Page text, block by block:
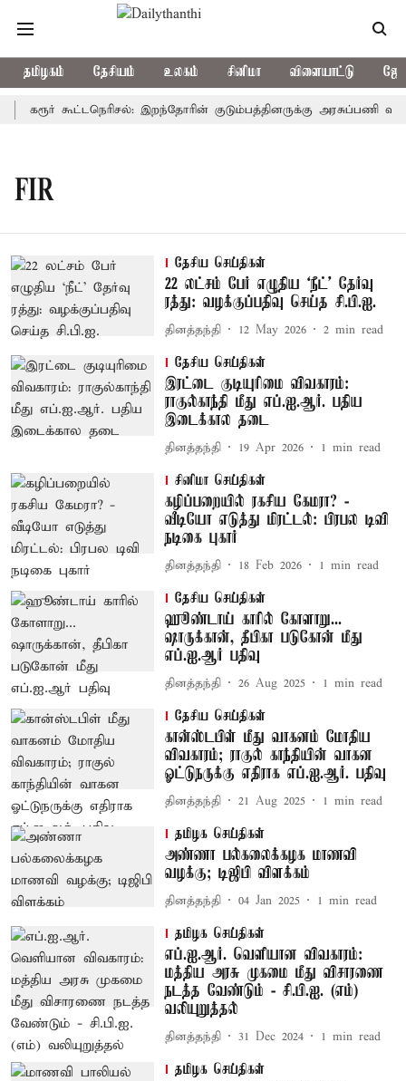
தமிழகம் தேசியம் உலகம் சினிமா விளையாட்டு
கரூர் கூட்டநெரிசல்: இறந்தோரின் குடும்பத்தினருக்கு அரசுப்பணி
FIR
தேசிய செய்திகள்
22 லட்சம் பேர் எழுதிய ‘நீட்’ தேர்வு
ரத்து: வழக்குப்பதிவு செய்த சி.பி.ஐ.
தினத்தந்தி 12 May 2026 2 min read
தேசிய செய்திகள்
இரட்டை குடியுரிமை விவகாரம்:
ராகுல்காந்தி மீது எப்.ஐ.ஆர். பதிய
இடைக்கால தடை
தினத்தந்தி 19 Apr 2026 1 min read
சினிமா செய்திகள்
கழிப்பறையில் ரகசிய கேமரா? -
வீடியோ எடுத்து மிரட்டல்: பிரபல டிவி
நடிகை புகார்
தினத்தந்தி 18 Feb 2026 1 min read
தேசிய செய்திகள்
ஹூண்டாய் காரில் கோளாறு...
ஷாருக்கான், தீபிகா படுகோன் மீது
எப்.ஐ.ஆர் பதிவு
தினத்தந்தி 26 Aug 2025 1 min read
தேசிய செய்திகள்
கான்ஸ்டபிள் மீது வாகனம் மோதிய
விவகாரம்; ராகுல் காந்தியின் வாகன
ஓட்டுநருக்கு எதிராக எப்.ஐ.ஆர். பதிவு
தினத்தந்தி 21 Aug 2025 1 min read
தமிழக செய்திகள்
அண்ணா பல்கலைக்கழக மாணவி
வழக்கு; டிஜிபி விளக்கம்
தினத்தந்தி 04 Jan 2025 1 min read
தமிழக செய்திகள்
எப்.ஐ.ஆர். வெளியான விவகாரம்:
மத்திய அரசு முகமை மீது விசாரணை
நடத்த வேண்டும் - சி.பி.ஐ. (எம்)
வலியுறுத்தல்
தினத்தந்தி 31 Dec 2024 1 min read
தமிழக செய்திகள்